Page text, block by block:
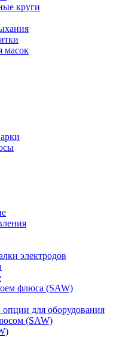
круги
масок
электродов
флюса (SAW)
для оборудования
(SAW)